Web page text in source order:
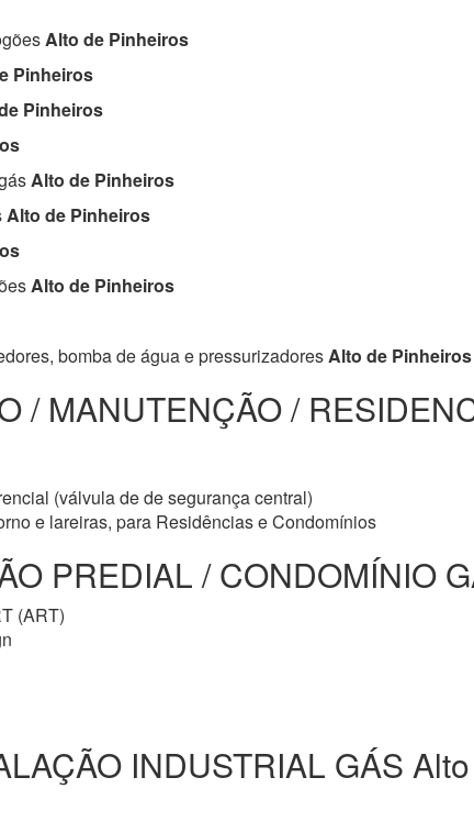
Alto de Pinheiros
Pinheiros
Pinheiros
Alto de Pinheiros
Alto de Pinheiros
Alto de Pinheiros
bomba de água e pressurizadoresAlto de Pinheiros
/ MANUTENÇÃO /
(válvula de de segurança central)
e lareiras, para Residências e Condomínios
PREDIAL / CONDOMÍNIO
(ART)
INDUSTRIAL GÁS